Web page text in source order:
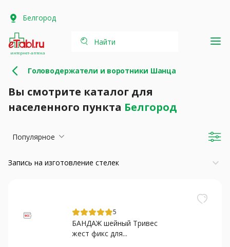
Белгород
интернет-аптека
Найти
Головодержатели и воротники Шанца
Вы смотрите каталог для
населенного пункта Белгород
Популярное
Запись на изготовление стелек keyboard_arrow_down
5
БАНДАЖ шейный Тривес
жест фикс для...